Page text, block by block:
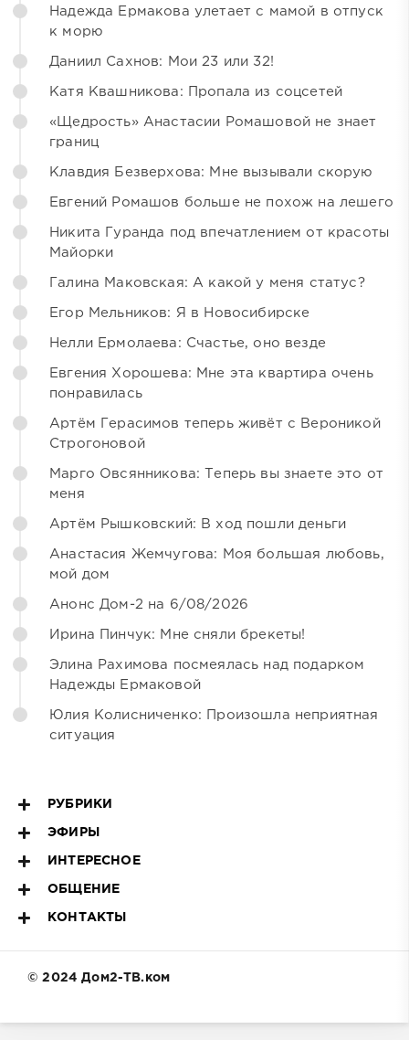
Надежда Ермакова улетает с мамой в отпуск
к морю
Даниил Сахнов: Мои 23 или 32!
Катя Квашникова: Пропала из соцсетей
«Щедрость» Анастасии Ромашовой не знает
границ
Клавдия Безверхова: Мне вызывали скорую
Евгений Ромашов больше не похож на лешего
Никита Гуранда под впечатлением от красоты
Майорки
Галина Маковская: А какой у меня статус?
Егор Мельников: Я в Новосибирске
Нелли Ермолаева: Счастье, оно везде
Евгения Хорошева: Мне эта квартира очень
понравилась
Артём Герасимов теперь живёт с Вероникой
Строгоновой
Марго Овсянникова: Теперь вы знаете это от
меня
Артём Рышковский: В ход пошли деньги
Анастасия Жемчугова: Моя большая любовь,
мой дом
Анонс Дом-2 на 6/08/2026
Ирина Пинчук: Мне сняли брекеты!
Элина Рахимова посмеялась над подарком
Надежды Ермаковой
Юлия Колисниченко: Произошла неприятная
ситуация
РУБРИКИ
ЭФИРЫ
ИНТЕРЕСНОЕ
ОБЩЕНИЕ
КОНТАКТЫ
© 2024 Дом2-ТВ.ком